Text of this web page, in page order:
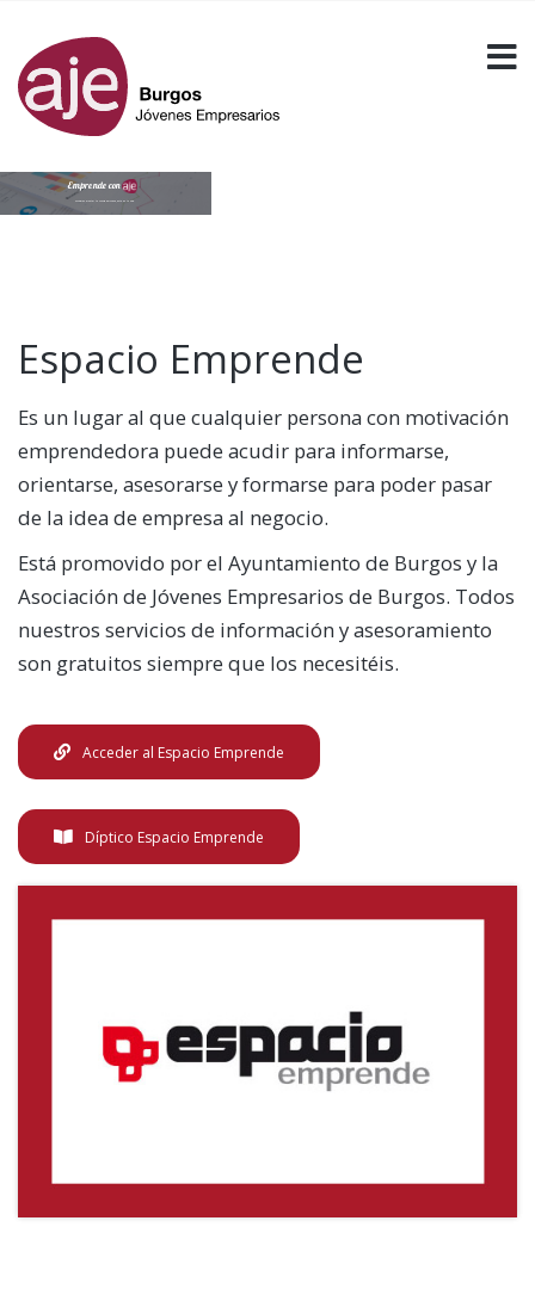
Emprende con
Espacio Emprende
Es un lugar al que cualquier persona con motivación
emprendedora puede acudir para informarse,
orientarse, asesorarse y formarse para poder pasar
de la idea de empresa al negocio.
Está promovido por el Ayuntamiento de Burgos y la
Asociación de Jóvenes Empresarios de Burgos. Todos
nuestros servicios de información y asesoramiento
son gratuitos siempre que los necesitéis.
Acceder al Espacio Emprende
Díptico Espacio Emprende